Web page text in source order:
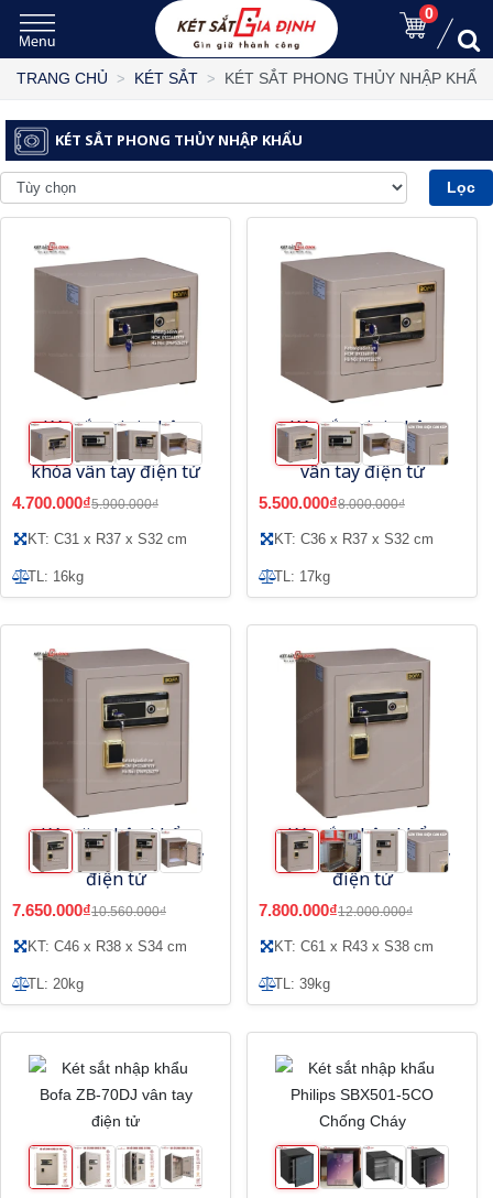
0
TRANG CHỦ KÉT SẮT KÉT SẮT PHONG THỦY NHẬP KHẨU
KÉT SẮT PHONG THỦY NHẬP KHẨU
Lọc
Két sắt mini nhập
khẩu Bofa ZB-30DJ
khóa vân tay điện tử
4.700.000₫5.900.000₫
KT: C31 x R37 x S32 cm
TL: 16kg
Két sắt mini nhập
khẩu Bofa ZB-35DJ
vân tay điện tử
5.500.000₫8.000.000₫
KT: C36 x R37 x S32 cm
TL: 17kg
Két săt nhập khẩu
Bofa ZB-45DJ vân tay
điện tử
7.650.000₫10.560.000₫
KT: C46 x R38 x S34 cm
TL: 20kg
Két sắt nhập khẩu
Bofa ZB-60DJ vân tay
điện tử
7.800.000₫12.000.000₫
KT: C61 x R43 x S38 cm
TL: 39kg